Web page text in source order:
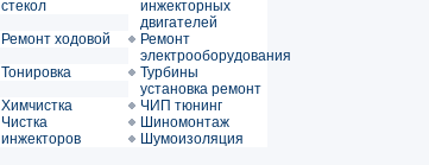
стекол
инжекторных
двигателей
Ремонт ходовой
Ремонт
электрооборудования
Тонировка
Турбины
установка ремонт
Химчистка
ЧИП тюнинг
Чистка
инжекторов
Шиномонтаж
Шумоизоляция